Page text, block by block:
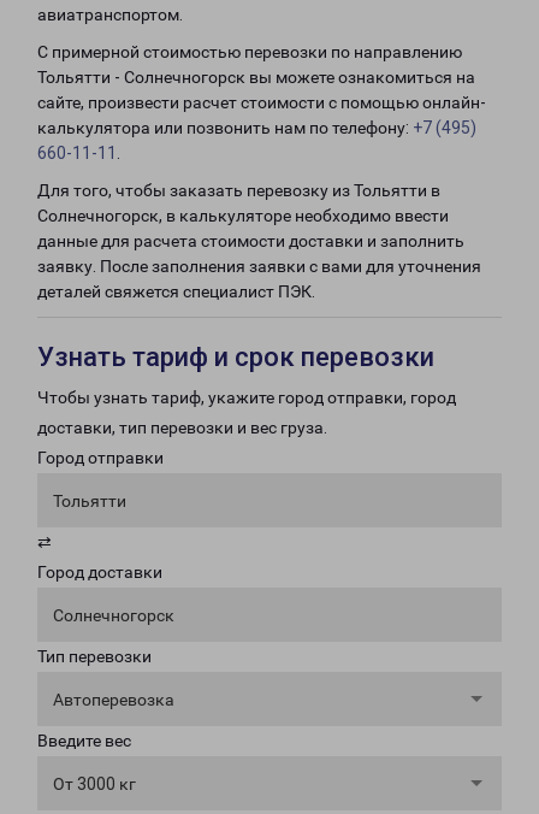
авиатранспортом.
С примерной стоимостью перевозки по направлению
Тольятти - Солнечногорск вы можете ознакомиться на
сайте, произвести расчет стоимости с помощью онлайн-
калькулятора или позвонить нам по телефону: +7 (495)
660-11-11
Для того, чтобы заказать перевозку из Тольятти в
Солнечногорск, в калькуляторе необходимо ввести
данные для расчета стоимости доставки и заполнить
заявку. После заполнения заявки с вами для уточнения
деталей свяжется специалист ПЭК.
Узнать тариф и срок перевозки
Чтобы узнать тариф, укажите город отправки, город
доставки, тип перевозки и вес груза.
Город отправки
Тольятти
⇄
Город доставки
Солнечногорск
Тип перевозки
Автоперевозка
Введите вес
От 3000 кг